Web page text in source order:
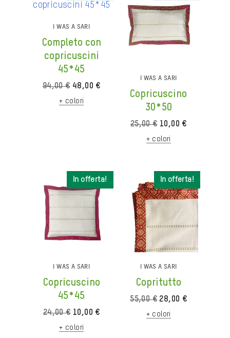
I WAS A SARI
Completo con
copricuscini
45*45
94,00€
originale
48,00 €
+ colori
I WAS A SARI
Copricuscino
30*50
25,00€
originale
10,00 €
+ colori
In offerta!
In offerta!
I WAS A SARI
Copricuscino
45*45
24,00€
originale
10,00 €
+ colori
In offerta!
In offerta!
I WAS A SARI
Copritutto
55,00€
originale
28,00 €
+ colori